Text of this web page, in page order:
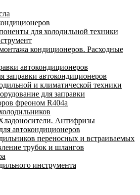
для холодильной техники
кондиционеров. Расходные
автокондиционеров
заправки автокондиционеров
и климатической техники
для заправки
фреоном R404a
Антифризы
автокондиционеров
переносных и встраиваемых
трубок и шлангов
инструмента